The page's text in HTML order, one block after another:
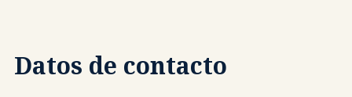
Datos de contacto